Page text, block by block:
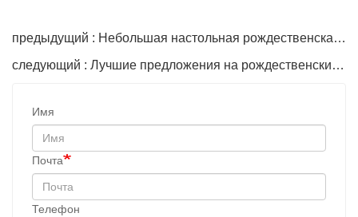
предыдущий : Небольшая настольная рождественская елка
следующий : Лучшие предложения на рождественские елки
Имя
Почта
Телефон